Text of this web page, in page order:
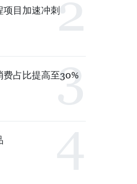
项目加速冲刺
占比提高至30%